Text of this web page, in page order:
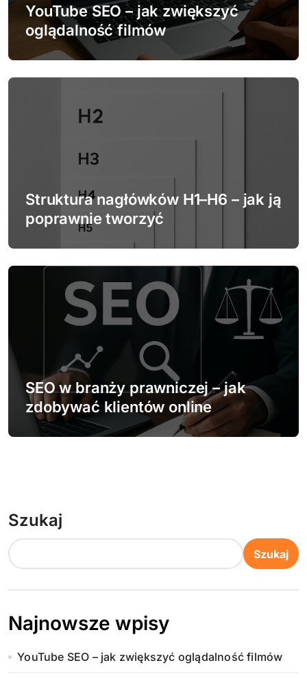
i
YouTube SEO – jak zwiększyć
oglądalność filmów
Struktura nagłówków H1–H6 – jak ją
poprawnie tworzyć
SEO w branży prawniczej – jak
zdobywać klientów online
Szukaj
Szukaj
Najnowsze wpisy
YouTube SEO – jak zwiększyć oglądalność filmów